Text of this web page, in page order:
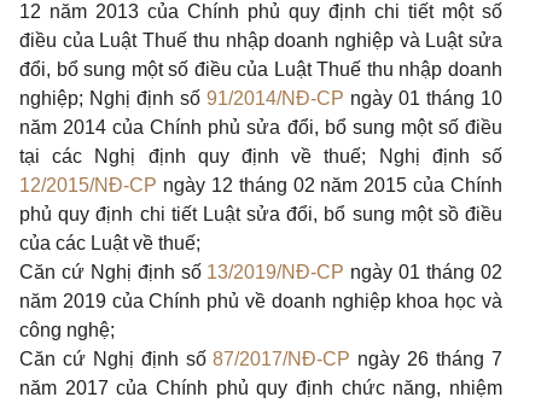
12 năm 2013 của Chính phủ quy định chi tiết một số
điều của Luật Thuế thu nhập doanh nghiệp và Luật sửa
đổi, bổ sung một số điều của Luật Thuế thu nhập doanh
nghiệp; Nghị định số 91/2014/NĐ-CP ngày 01 tháng 10
năm 2014 của Chính phủ sửa đổi, bổ sung một số điều
tại các Nghị định quy định về thuế; Nghị định số
12/2015/NĐ-CP ngày 12 tháng 02 năm 2015 của Chính
phủ quy định chi tiết Luật sửa đổi, bổ sung một sồ điều
của các Luật về thuế;
Căn cứ Nghị định số 13/2019/NĐ-CP ngày 01 tháng 02
năm 2019 của Chính phủ về doanh nghiệp khoa học và
công nghệ;
Căn cứ Nghị định số87/2017/NĐ-CP ngày 26 tháng 7
năm 2017 của Chính phủ quy định chức năng, nhiệm